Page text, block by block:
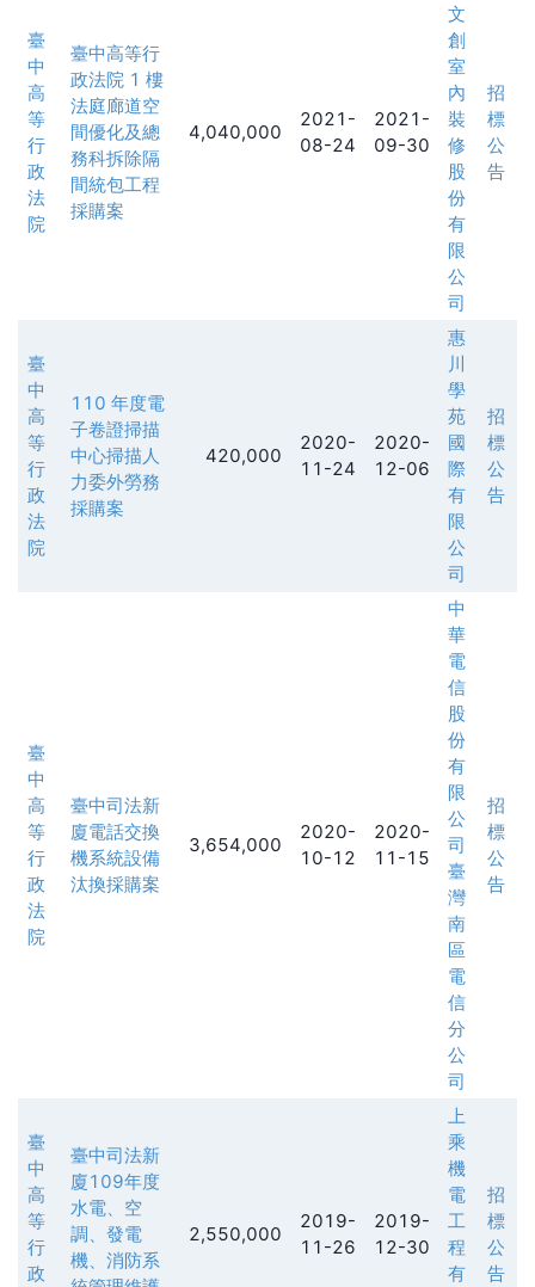
臺
中
高
等
行
政
法
院
臺中高等行
政法院 1 樓
法庭廊道空
間優化及總
務科拆除隔
間統包工程
採購案
4,040,000
2021-
08-24
2021-
09-30
文
創
室
內
裝
修
股
份
有
限
公
司
招
標
公
告
臺
中
高
等
行
政
法
院
110 年度電
子卷證掃描
中心掃描人
力委外勞務
採購案
420,000
2020-
11-24
2020-
12-06
惠
川
學
苑
國
際
有
限
公
司
招
標
公
告
臺
中
高
等
行
政
法
院
臺中司法新
廈電話交換
機系統設備
汰換採購案
3,654,000
2020-
10-12
2020-
11-15
中
華
電
信
股
份
有
限
公
司
臺
灣
南
區
電
信
分
公
司
招
標
公
告
臺
中
高
等
行
政
臺中司法新
廈109年度
水電、空
調、發電
機、消防系
2,550,000
2019-
11-26
2019-
12-30
上
乘
機
電
工
程
有
招
標
公
告